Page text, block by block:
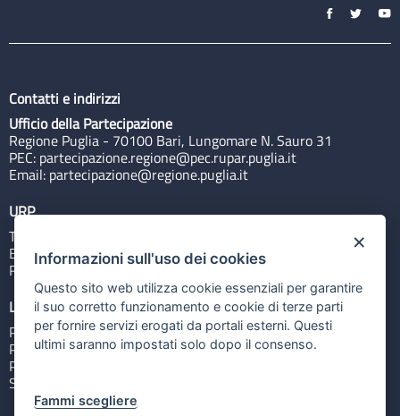
Contatti e indirizzi
Ufficio della Partecipazione
Regione Puglia - 70100 Bari, Lungomare N. Sauro 31
PEC: partecipazione.regione@pec.rupar.puglia.it
Email: partecipazione@regione.puglia.it
URP
Tel: 800713939
Email:quiregione@regione.puglia.it
Rubrica
Link utili
Portale Istituzionale
PO FESR Puglia 2014-2020
PSR Puglia 2014-2020
Sistema Puglia
×
Informazioni sull'uso dei cookies
Questo sito web utilizza cookie essenziali per garantire
il suo corretto funzionamento e cookie di terze parti
per fornire servizi erogati da portali esterni. Questi
ultimi saranno impostati solo dopo il consenso.
Fammi scegliere